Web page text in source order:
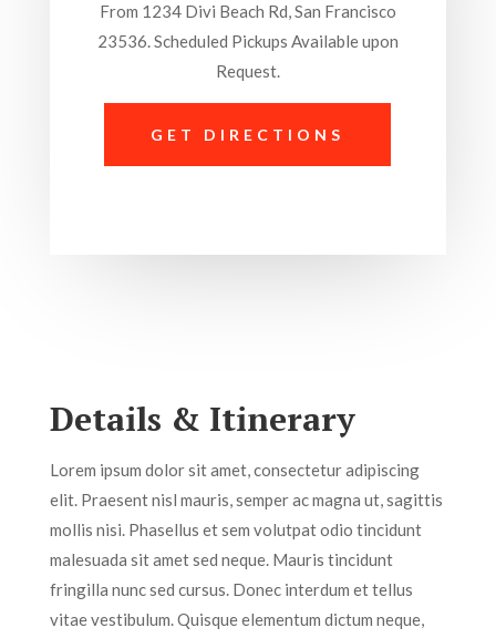
From 1234 Divi Beach Rd, San Francisco
23536. Scheduled Pickups Available upon
Request.
GET DIRECTIONS
Details & Itinerary
Lorem ipsum dolor sit amet, consectetur adipiscing
elit. Praesent nisl mauris, semper ac magna ut, sagittis
mollis nisi. Phasellus et sem volutpat odio tincidunt
malesuada sit amet sed neque. Mauris tincidunt
fringilla nunc sed cursus. Donec interdum et tellus
vitae vestibulum. Quisque elementum dictum neque,